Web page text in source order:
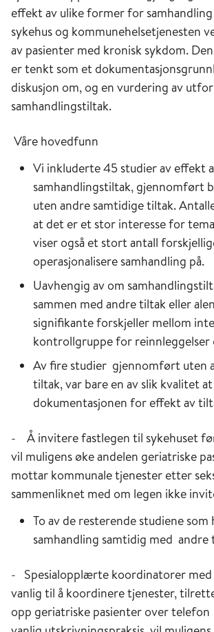
effekt av ulike former for
sykehus og kommunehelsetjenesten
av pasienter med kronisk sykdom.
er tenkt som et
diskusjon om, og en vurdering av
samhandlingstiltak.
Våre hovedfunn
Vi inkluderte 45 studier av effekt
samhandlingstiltak, gjen­nom­ført
uten andre samtidige tiltak.
at det er et stor interesse for
viser også et stort antall
operasjonalisere samhandling på.
Uavhengig av om
sammen med andre til­tak eller
signifikante for­skjel­ler mellom
kontrollgruppe for reinn­leg­gel­ser
Av fire studier gjennomført uten
tiltak, var bare en av slik kvalitet
dokumentasjonen for effekt av
- Å invitere fastlegen til sykehuset
vil muligens øke andelen geri­atriske
mottar kom­mu­nale tjenester etter
sammenliknet med om legen ikke
To av de resterende studiene
samhandling samtidig med
- Spesialopplærte koordinatorer med
vanlig til å koordi­ne­re tje­nes­ter,
opp geri­at­riske pa­sienter over